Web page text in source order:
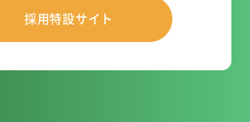
採用特設サイト